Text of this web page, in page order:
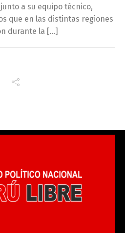
a su equipo técnico,
que en las distintas regiones
durante la […]